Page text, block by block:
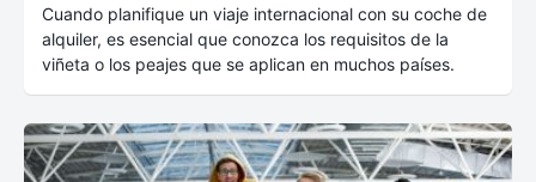
Cuando planifique un viaje internacional con su coche de
alquiler, es esencial que conozca los requisitos de la
viñeta o los peajes que se aplican en muchos países.